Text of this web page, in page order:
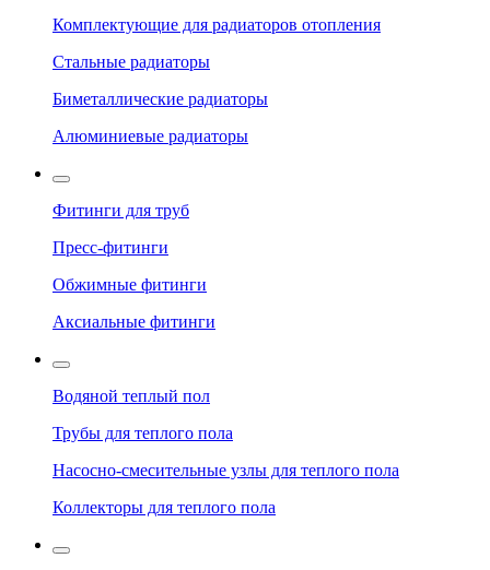
Комплектующие для радиаторов отопления
Стальные радиаторы
Биметаллические радиаторы
Алюминиевые радиаторы
Фитинги для труб
Пресс-фитинги
Обжимные фитинги
Аксиальные фитинги
Водяной теплый пол
Трубы для теплого пола
Насосно-смесительные узлы для теплого пола
Коллекторы для теплого пола